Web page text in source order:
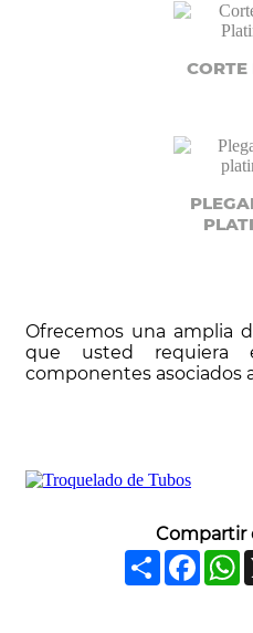
CORTE
Ofrecemos una amplia
que usted
componentes asociados
Compartir
Share